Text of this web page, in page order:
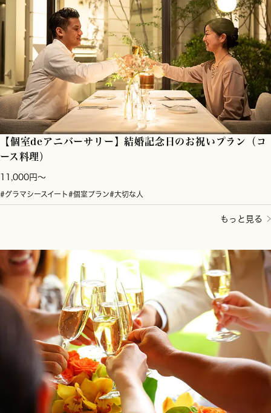
【個室deアニバーサリー】結婚記念日のお祝いプラン（コ
ース料理）
11,000円～
#グラマシースイート#個室プラン#大切な人
もっと見る